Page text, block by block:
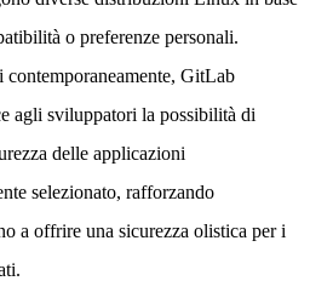
o preferenze personali.
GitLab
agli sviluppatori la possibilità di
delle applicazioni
selezionato, rafforzando
a offrire una sicurezza olistica per i